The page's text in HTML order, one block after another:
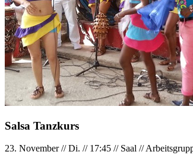
Salsa Tanzkurs
23. November//Di. // 17:45 // Saal //